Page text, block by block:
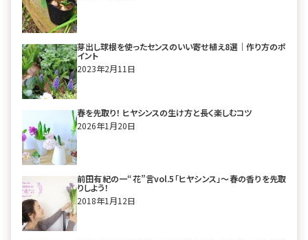
芽出し球根を使ったセンスのいい寄せ植え8選｜作り方のポ
イント
2023年2月11日
春を先取り！ ヒヤシンスの生け方と長く楽しむコツ
2026年1月20日
前田有紀の一“花”言vol.5「ヒヤシンス」～春の香りを先取
りしよう！
2018年1月12日